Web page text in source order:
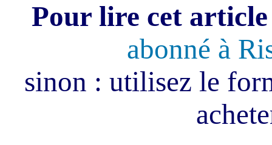
Pour lire cet
abonné à
sinon : utilisez le